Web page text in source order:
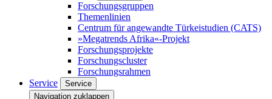
Forschungsgruppen
Themenlinien
Centrum für angewandte Türkeistudien (CATS)
»Megatrends Afrika«-Projekt
Forschungsprojekte
Forschungscluster
Forschungsrahmen
Service
Service
Navigation zuklappen